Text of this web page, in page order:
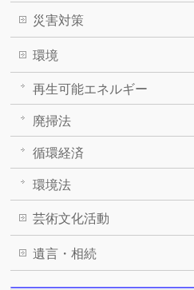
災害対策
環境
再生可能エネルギー
廃掃法
循環経済
環境法
芸術文化活動
遺言・相続